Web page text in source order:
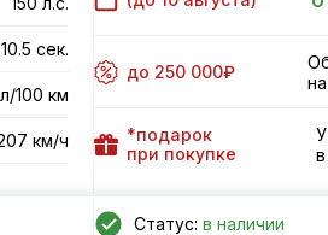
10.5 сек.
100 км
км/ч
до 250 000₽
*подарок
при покупке
Статус: в наличии